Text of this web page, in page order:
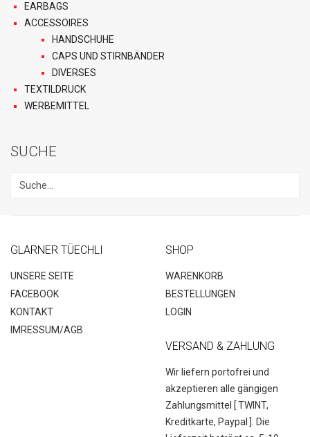
EARBAGS
ACCESSOIRES
HANDSCHUHE
CAPS UND STIRNBÄNDER
DIVERSES
TEXTILDRUCK
WERBEMITTEL
SUCHE
GLARNER TÜECHLI
UNSERE SEITE
FACEBOOK
KONTAKT
IMRESSUM/AGB
SHOP
WARENKORB
BESTELLUNGEN
LOGIN
VERSAND & ZAHLUNG
Wir liefern portofrei und
akzeptieren alle gängigen
Zahlungsmittel [TWINT,
Kreditkarte, Paypal
]. Die